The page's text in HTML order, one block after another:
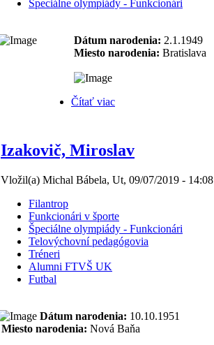
Špeciálne olympiády - Funkcionári
Dátum narodenia: 2.1.1949
Miesto narodenia: Bratislava
Čítať viac
Izakovič, Miroslav
Vložil(a) Michal Bábela, Ut, 09/07/2019 - 14:08
Filantrop
Funkcionári v športe
Špeciálne olympiády - Funkcionári
Telovýchovní pedagógovia
Tréneri
Alumni FTVŠ UK
Futbal
Dátum narodenia: 10.10.1951
Miesto narodenia: Nová Baňa